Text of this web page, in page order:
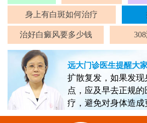
身上有白斑如何治疗
治好白癜风要多少钱
远大门诊医生提醒大家
扩散复发，如果发现
点，应及早去正规
疗，避免对身体造